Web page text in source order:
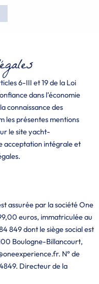
6-III et 19 de la Loi
dans l’économie
connaissance des
les présentes mentions
le site yacht-
acceptation intégrale et
assurée par la société One
euros, immatriculée au
849 dont le siège social est
Boulogne-Billancourt,
N° de
Directeur de la